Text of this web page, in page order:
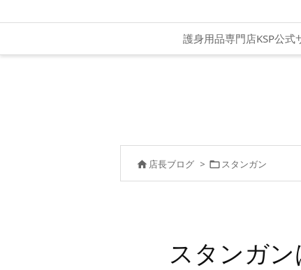
護身用品専門店KSP公式
 店長ブログ > スタンガン
スタンガ